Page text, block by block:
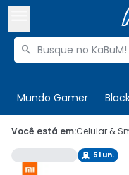
Buscar produtos

Mundo Gamer
 Olá. Acesse
 Departamentos
Você está em:Celular &
 51 un.